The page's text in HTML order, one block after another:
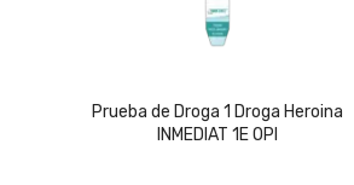
Prueba de Droga 1 Droga Heroina
INMEDIAT 1E OPI